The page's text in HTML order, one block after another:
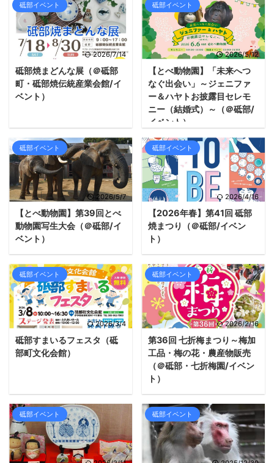
砥部イベント
2026/7/14
砥部焼まどんな展（＠砥部
町・砥部焼伝統産業会館/イ
ベント）
砥部イベント
2026/5/12
【とべ動物園】「未来へつ
なぐ出会い」～ジェニファ
ー＆ハヤトお披露目セレモ
ニー（結婚式）～（＠砥部/
イベント）
砥部イベント
2026/5/7
【とべ動物園】第39回とべ
動物園写生大会（＠砥部/イ
ベント）
砥部イベント
2026/4/16
【2026年春】第41回 砥部
焼まつり（＠砥部/イベン
ト）
砥部イベント
2026/3/4
砥部すまいるフェスタ（砥
部町文化会館）
砥部イベント
2026/2/16
第36回 七折梅まつり～梅加
工品・梅の花・農産物販売
（＠砥部・七折梅園/イベン
ト）
砥部イベント 砥部イベント